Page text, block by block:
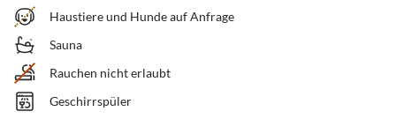
Haustiere und Hunde auf Anfrage
Sauna
Rauchen nicht erlaubt
Geschirrspüler